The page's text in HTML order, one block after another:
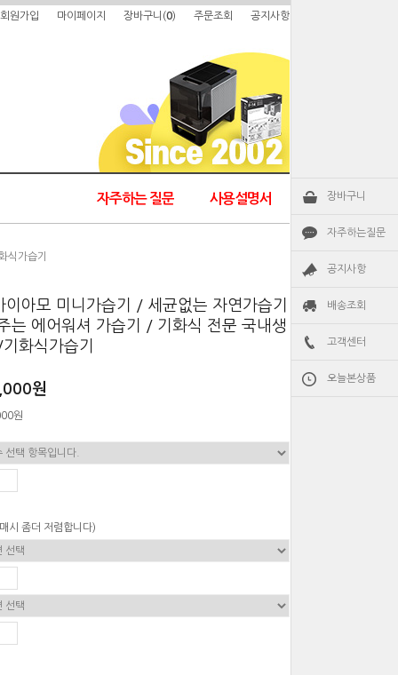
장바구니
자주하는질문
공지사항
배송조회
고객센터
오늘본상품
회원가입 마이페이지 장바구니(0) 주문조회 공지사항
사용설명서
자주하는 질문
식가습기
아모 미니가습기 / 세균없는 자연가습기
는 에어워셔 가습기 / 기화식 전문 국내생
화식가습기
원
원
시 좀더 저렴합니다)